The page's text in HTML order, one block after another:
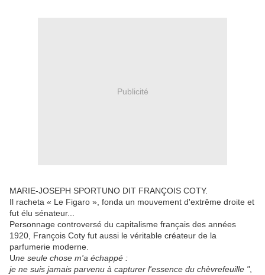
Publicité
MARIE-JOSEPH SPORTUNO DIT FRANÇOIS COTY.
Il racheta « Le Figaro », fonda un mouvement d'extrême droite et
fut élu sénateur...
Personnage controversé du capitalisme français des années
1920, François Coty fut aussi le véritable créateur de la
parfumerie moderne.
Une seule chose m'a échappé :
je ne suis jamais parvenu à capturer l'essence du chèvrefeuille ",